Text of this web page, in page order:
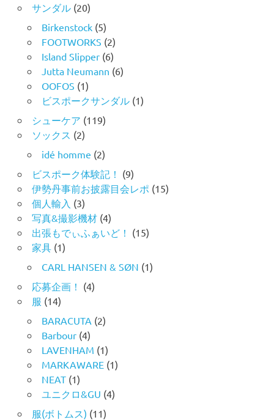
サンダル(20)
Birkenstock(5)
FOOTWORKS (2)
Island Slipper(6)
Jutta Neumann (6)
OOFOS (1)
ビスポークサンダル(1)
シューケア (119)
ソックス (2)
idé homme (2)
ビスポーク体験記！ (9)
伊勢丹事前お披露目会レポ (15)
個人輸入 (3)
写真&撮影機材(4)
出張もでぃふぁいど！ (15)
家具(1)
CARL HANSEN & SØN (1)
応募企画！ (4)
服 (14)
BARACUTA (2)
Barbour(4)
LAVENHAM (1)
MARKAWARE(1)
NEAT(1)
ユニクロ&GU (4)
服(ボトムス) (11)